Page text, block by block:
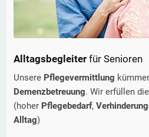
Alltagsbegleiter für Senioren
Unsere Pflegevermittlung
Demenzbetreuung. Wir erfüllen die
(hoher Pflegebedarf,
Alltag)